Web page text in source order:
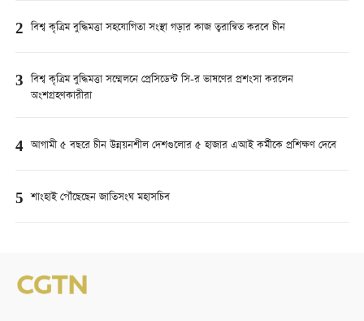
2 বিশ্ব কৃত্রিম বুদ্ধিমত্তা সহযোগিতা সংস্থা গড়ার কাজ ত্বরান্বিত করবে চীন
3 বিশ্ব কৃত্রিম বুদ্ধিমত্তা সম্মেলনে প্রেসিডেন্ট সি-র ভাষণের প্রশংসা করলেন
অংশগ্রহণকারীরা
4 আগামী ৫ বছরে চীন উন্নয়নশীল দেশগুলোর ৫ হাজার এআই কর্মীকে প্রশিক্ষণ দেবে
5 শাংহাই পৌঁছেছেন জাতিসংঘ মহাসচিব